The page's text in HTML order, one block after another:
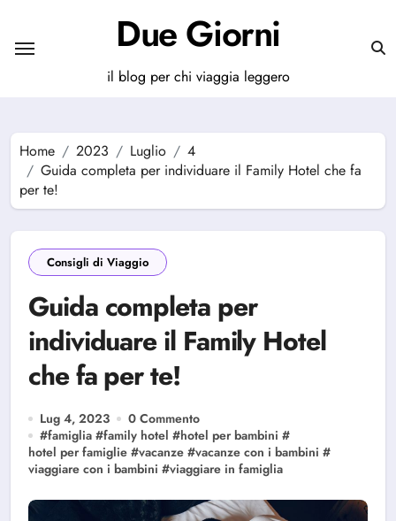
contenuto
Due Giorni
il blog per chi viaggia leggero
Home 2023 Luglio
4
Guida completa per individuare il Family Hotel che fa
per te!
Consigli di Viaggio
Guida completa per
individuare il Family Hotel
che fa per te!
Lug 4, 2023
0 Commento
#famiglia #family hotel #hotel per bambini #
hotel per famiglie #vacanze #vacanze con i bambini #
viaggiare con i bambini #viaggiare in famiglia